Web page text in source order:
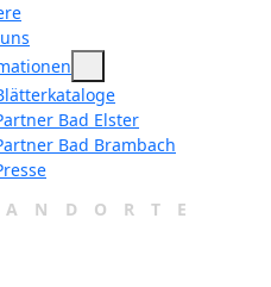
Bad Elster
Bad Brambach